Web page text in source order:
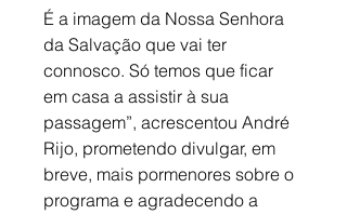
É a imagem da Nossa Senhora
da Salvação que vai ter
connosco. Só temos que ficar
em casa a assistir à sua
passagem”, acrescentou André
Rijo, prometendo divulgar, em
breve, mais pormenores sobre o
programa e agradecendo a